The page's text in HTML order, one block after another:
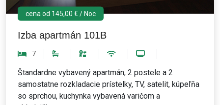
cena od 145,00 € / Noc
Izba apartmán 101B
7
Štandardne vybavený apartmán, 2 postele a 2
samostatne rozkladacie prístelky, TV, satelit, kúpeľňa
so sprchou, kuchynka vybavená varičom a